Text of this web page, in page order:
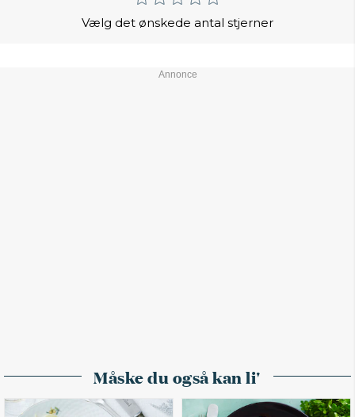
Vælg det ønskede antal stjerner
Måske du også kan li'